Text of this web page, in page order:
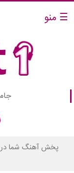
☰ منو
پخش آهنگ شما در